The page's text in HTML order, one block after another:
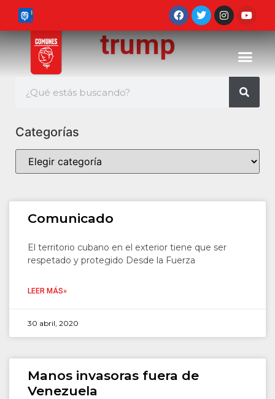
trump
Categorías
Comunicado
El territorio cubano en el exterior tiene que ser
respetado y protegido Desde la Fuerza
LEER MÁS»
30 abril, 2020
Manos invasoras fuera de
Venezuela